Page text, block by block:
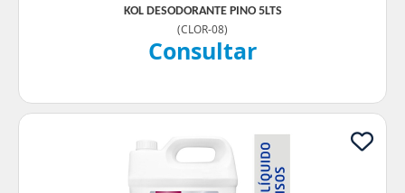
KOL DESODORANTE PINO 5LTS
(CLOR-08)
Consultar